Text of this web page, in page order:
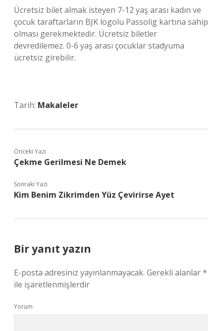
Ücretsiz bilet almak isteyen 7-12 yaş arası kadın ve
çocuk taraftarların BJK logolu Passolig kartına sahip
olması gerekmektedir. Ücretsiz biletler
devredilemez. 0-6 yaş arası çocuklar stadyuma
ücretsiz girebilir.
Tarih: Makaleler
Önceki Yazı
Çekme Gerilmesi Ne Demek
Sonraki Yazı
Kim Benim Zikrimden Yüz Çevirirse Ayet
Bir yanıt yazın
E-posta adresiniz yayınlanmayacak. Gerekli alanlar*
ile işaretlenmişlerdir
Yorum